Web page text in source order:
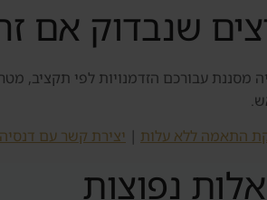
שנבדוק אם
מסננת עבורכם הזדמנויות לפי תקציב,
התאמה ללא עלות | יצירת קשר עם דנסיה
נפוצות